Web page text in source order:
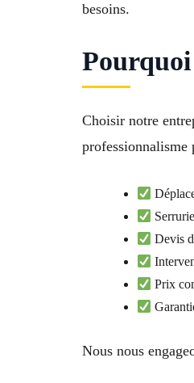
besoins.
Choisir notre
professionnalisme
Devis
Prix
Nous nous